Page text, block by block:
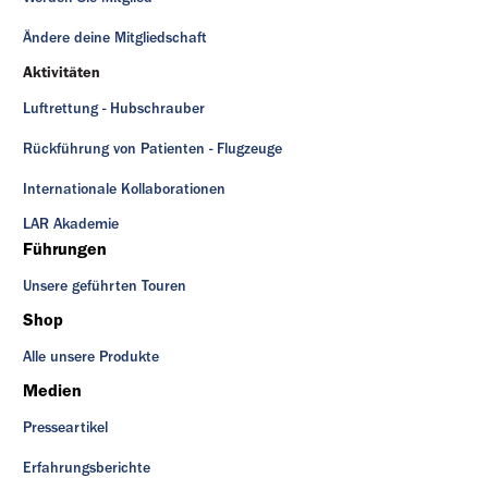
Ändere deine Mitgliedschaft
Aktivitäten
Luftrettung - Hubschrauber
Rückführung von Patienten - Flugzeuge
Internationale Kollaborationen
LAR Akademie
Führungen
Unsere geführten Touren
Shop
Alle unsere Produkte
Medien
Presseartikel
Erfahrungsberichte